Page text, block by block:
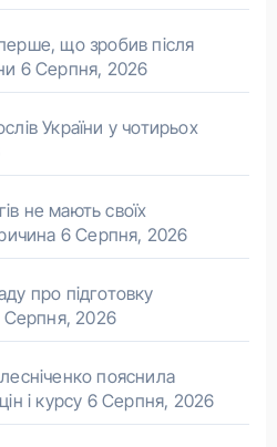
що зробив після
6 Серпня, 2026
України у чотирьох
не мають своїх
6 Серпня, 2026
про підготовку
Серпня, 2026
пояснила
і курсу 6 Серпня, 2026